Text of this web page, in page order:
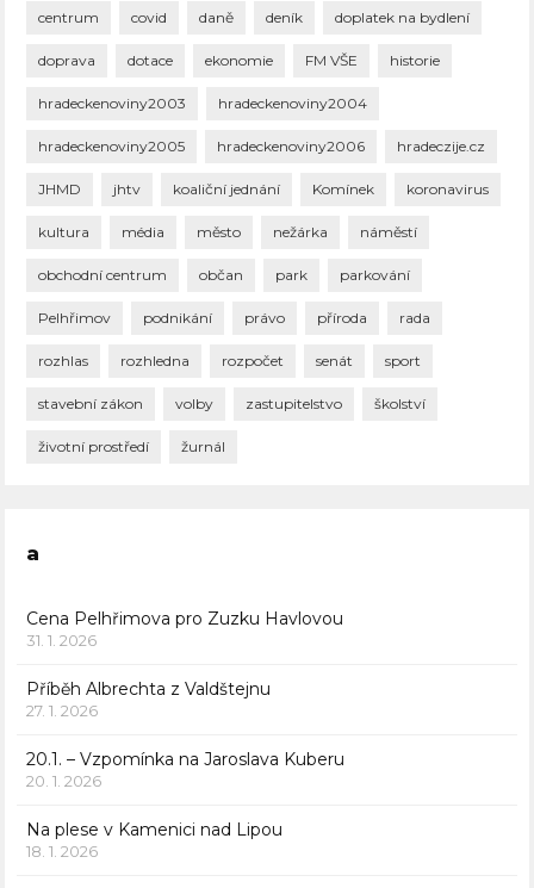
centrum covid daně deník doplatek na bydlení
doprava dotace ekonomie FM VŠE historie
hradeckenoviny2003 hradeckenoviny2004
hradeckenoviny2005 hradeckenoviny2006 hradeczije.cz
JHMD jhtv koaliční jednání Komínek koronavirus
kultura média město nežárka náměstí
obchodní centrum občan park parkování
Pelhřimov podnikání právo příroda rada
rozhlas rozhledna rozpočet senát sport
stavební zákon volby zastupitelstvo školství
životní prostředí žurnál
a
Cena Pelhřimova pro Zuzku Havlovou
31. 1. 2026
Příběh Albrechta z Valdštejnu
27. 1. 2026
20.1. – Vzpomínka na Jaroslava Kuberu
20. 1. 2026
Na plese v Kamenici nad Lipou
18. 1. 2026